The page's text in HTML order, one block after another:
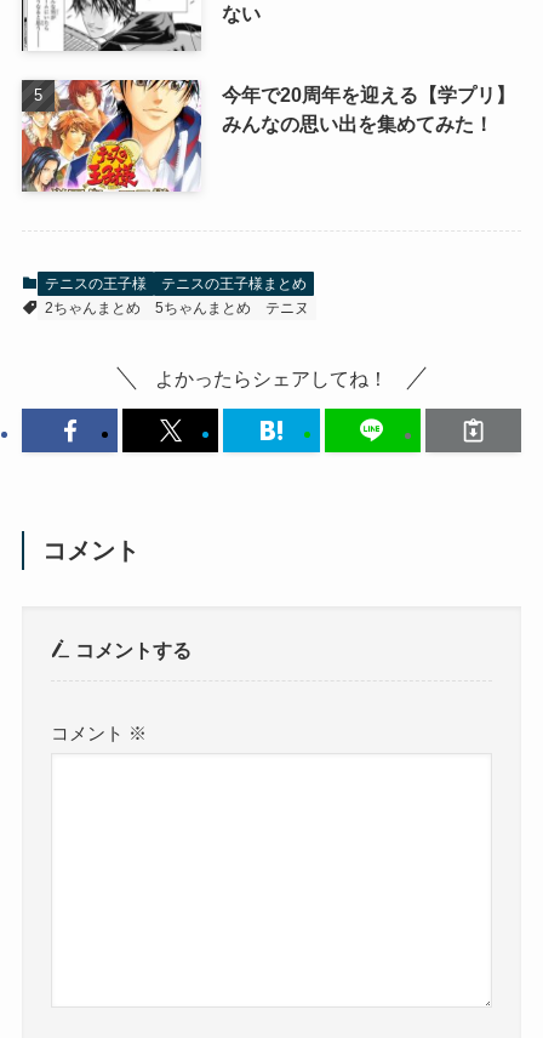
ない
今年で20周年を迎える【学プリ】
みんなの思い出を集めてみた！
テニスの王子様
テニスの王子様まとめ
2ちゃんまとめ
5ちゃんまとめ テニヌ
よかったらシェアしてね！
コメント
コメントする
コメント ※